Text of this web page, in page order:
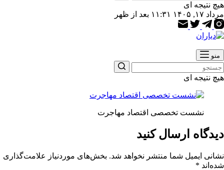
هیچ نتیجه ای
مرداد ۱۷, ۱۴۰۵ ۱۱:۳۱ بعد از ظهر
منو
هیچ نتیجه ای
نشست تخصصی اقتصاد مهاجرت
دیدگاه ارسال کنید
نشانی ایمیل شما منتشر نخواهد شد. بخش‌های موردنیاز علامت‌گذاری
شده‌اند *